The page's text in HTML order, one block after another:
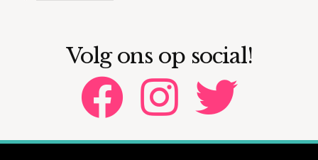
Volg ons op social!